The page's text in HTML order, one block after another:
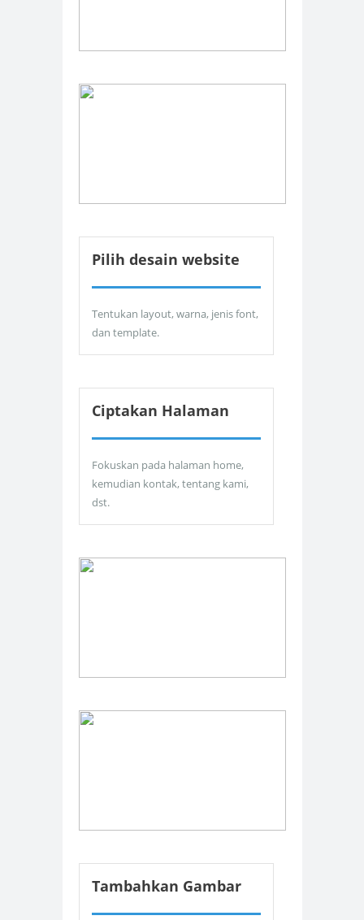
Pilih desain website
Tentukan layout, warna, jenis font,
dan template.
Ciptakan Halaman
Fokuskan pada halaman home,
kemudian kontak, tentang kami,
dst.
Tambahkan Gambar